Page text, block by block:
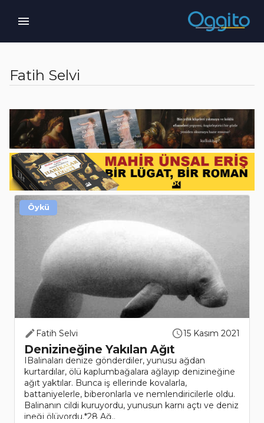
Fatih Selvi
Fatih Selvi 15 Kasım 2021
Denizineğine Yakılan Ağıt
IBalinaları denize gönderdiler, yunusu ağdan
kurtardılar, ölü kaplumbağalara ağlayıp denizineğine
ağıt yaktılar. Bunca iş ellerinde kovalarla,
battaniyelerle, biberonlarla ve nemlendiricilerle oldu.
Balinanın cildi kuruyordu, yunusun karnı açtı ve deniz
ineği ölüyordu.*28 Ağ..
Öykü